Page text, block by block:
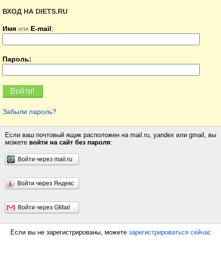
ВХОД НА DIETS.RU
Имя или E-mail:
Пароль:
Забыли пароль?
Если ваш почтовый ящик расположен на mail.ru, yandex или gmail, вы
можете войти на сайт без пароля:
Войти через mail.ru
Войти через Яндекс
Войти через GMail
Если вы не зарегистрированы, можете зарегистрироваться сейчас